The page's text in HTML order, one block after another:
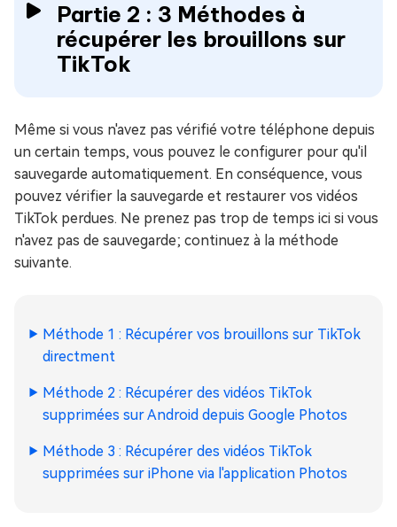
Partie 2 : 3 Méthodes à
récupérer les brouillons sur
TikTok
Même si vous n'avez pas vérifié votre téléphone depuis
un certain temps, vous pouvez le configurer pour qu'il
sauvegarde automatiquement. En conséquence, vous
pouvez vérifier la sauvegarde et restaurer vos vidéos
TikTok perdues. Ne prenez pas trop de temps ici si vous
n'avez pas de sauvegarde; continuez à la méthode
suivante.
Méthode 1 : Récupérer vos brouillons sur TikTok
directment
Méthode 2 : Récupérer des vidéos TikTok
supprimées sur Android depuis Google Photos
Méthode 3 : Récupérer des vidéos TikTok
supprimées sur iPhone via l'application Photos